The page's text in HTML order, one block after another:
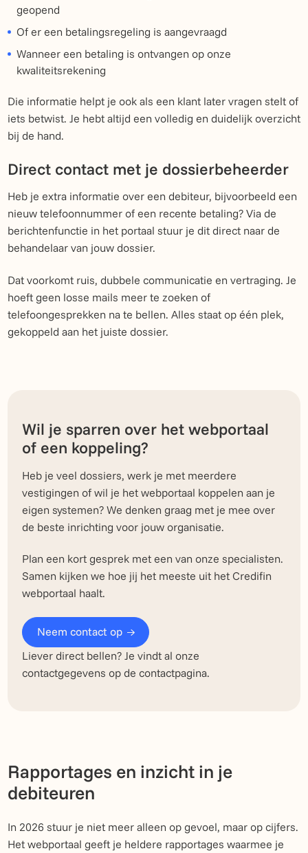
geopend
Of er een betalingsregeling is aangevraagd
Wanneer een betaling is ontvangen op onze
kwaliteitsrekening
Die informatie helpt je ook als een klant later vragen stelt of
iets betwist. Je hebt altijd een volledig en duidelijk overzicht
bij de hand.
Direct contact met je dossierbeheerder
Heb je extra informatie over een debiteur, bijvoorbeeld een
nieuw telefoonnummer of een recente betaling? Via de
berichtenfunctie in het portaal stuur je dit direct naar de
behandelaar van jouw dossier.
Dat voorkomt ruis, dubbele communicatie en vertraging. Je
hoeft geen losse mails meer te zoeken of
telefoongesprekken na te bellen. Alles staat op één plek,
gekoppeld aan het juiste dossier.
Wil je sparren over het webportaal
of een koppeling?
Heb je veel dossiers, werk je met meerdere
vestigingen of wil je het webportaal koppelen aan je
eigen systemen? We denken graag met je mee over
de beste inrichting voor jouw organisatie.
Plan een kort gesprek met een van onze specialisten.
Samen kijken we hoe jij het meeste uit het Credifin
webportaal haalt.
Neem contact op
Liever direct bellen? Je vindt al onze
contactgegevens op de contactpagina.
Rapportages en inzicht in je
debiteuren
In 2026 stuur je niet meer alleen op gevoel, maar op cijfers.
Het webportaal geeft je heldere rapportages waarmee je